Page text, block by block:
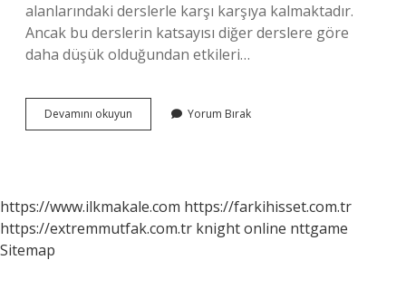
alanlarındaki derslerle karşı karşıya kalmaktadır.
Ancak bu derslerin katsayısı diğer derslere göre
daha düşük olduğundan etkileri…
Devamını okuyun
Sayısal
Yorum Bırak
https://www.ilkmakale.com https://farkihisset.com.tr
https://extremmutfak.com.tr knight online nttgame
Sitemap